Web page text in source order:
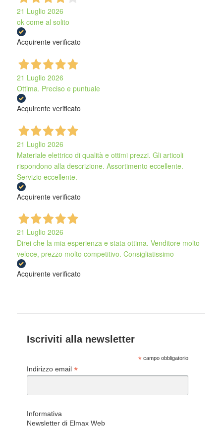
21 Luglio 2026
ok come al solito
Acquirente verificato
21 Luglio 2026
Ottima. Preciso e puntuale
Acquirente verificato
21 Luglio 2026
Materiale elettrico di qualità e ottimi prezzi. Gli articoli
rispondono alla descrizione. Assortimento eccellente.
Servizio eccellente.
Acquirente verificato
21 Luglio 2026
Direi che la mia esperienza e stata ottima. Venditore molto
veloce, prezzo molto competitivo. Consigliatissimo
Acquirente verificato
Iscriviti alla newsletter
* campo obbligatorio
Indirizzo email *
Informativa
Newsletter di Elmax Web